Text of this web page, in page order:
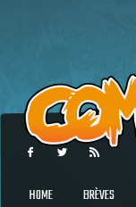
HOME BRÈVES